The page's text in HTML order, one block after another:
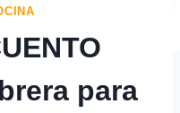
para